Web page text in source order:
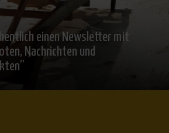
einen Newsletter mit
Nachrichten und